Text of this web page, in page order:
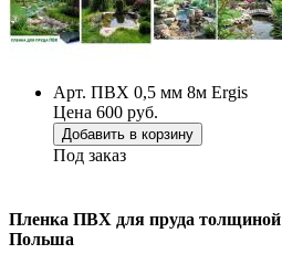
Арт. ПВХ 0,5 мм 8м Ergis
Цена 600 руб.
Добавить в корзину
Под заказ
Пленка ПВХ для пруда
Польша